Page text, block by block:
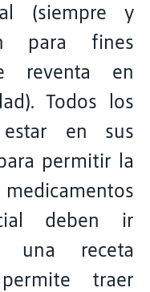
(siempre y
para fines
reventa en
Todos los
estar en sus
permitir la
deben ir
una receta
traer